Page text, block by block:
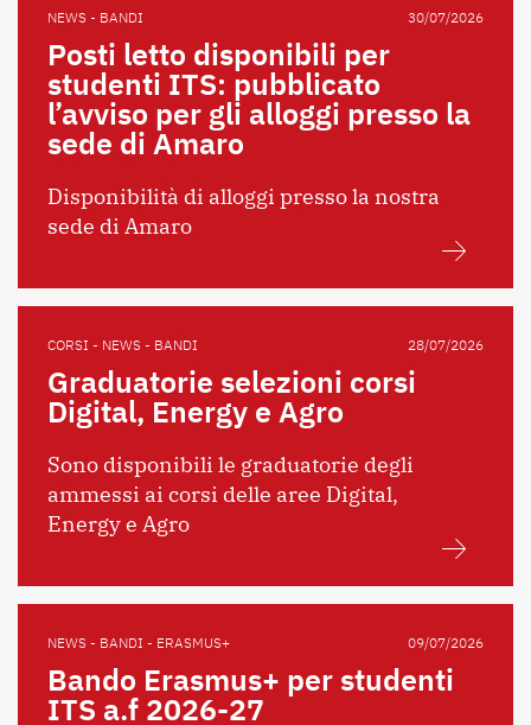
NEWS - BANDI 30/07/2026
Posti letto disponibili per
studenti ITS: pubblicato
l’avviso per gli alloggi presso la
sede di Amaro
Disponibilità di alloggi presso la nostra
sede di Amaro
CORSI - NEWS - BANDI 28/07/2026
Graduatorie selezioni corsi
Digital, Energy e Agro
Sono disponibili le graduatorie degli
ammessi ai corsi delle aree Digital,
Energy e Agro
NEWS - BANDI - ERASMUS+ 09/07/2026
Bando Erasmus+ per studenti
ITS a.f 2026-27